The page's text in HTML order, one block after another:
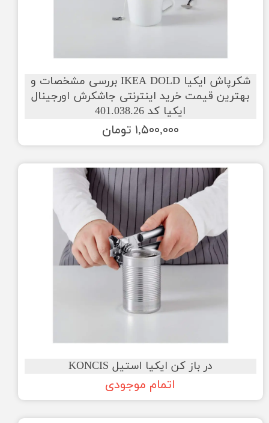
شکرپاش ایکیا IKEA DOLD بررسی مشخصات و
بهترین قیمت خرید اینترنتی جاشکرش اورجینال
ایکیا کد 401.038.26
۱,۵۰۰,۰۰۰ تومان
در باز کن ایکیا استیل KONCIS
اتمام موجودی